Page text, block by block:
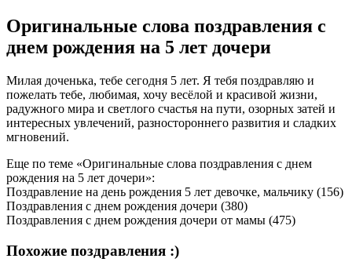
Оригинальные слова поздравления с
днем рождения на 5 лет дочери
Милая доченька, тебе сегодня 5 лет. Я тебя поздравляю и
пожелать тебе, любимая, хочу весёлой и красивой жизни,
радужного мира и светлого счастья на пути, озорных затей и
интересных увлечений, разностороннего развития и сладких
мгновений.
Еще по теме «Оригинальные слова поздравления с днем
рождения на 5 лет дочери»:
Поздравление на день рождения 5 лет девочке, мальчику (156)
Поздравления с днем рождения дочери (380)
Поздравления с днем рождения дочери от мамы (475)
Похожие поздравления :)